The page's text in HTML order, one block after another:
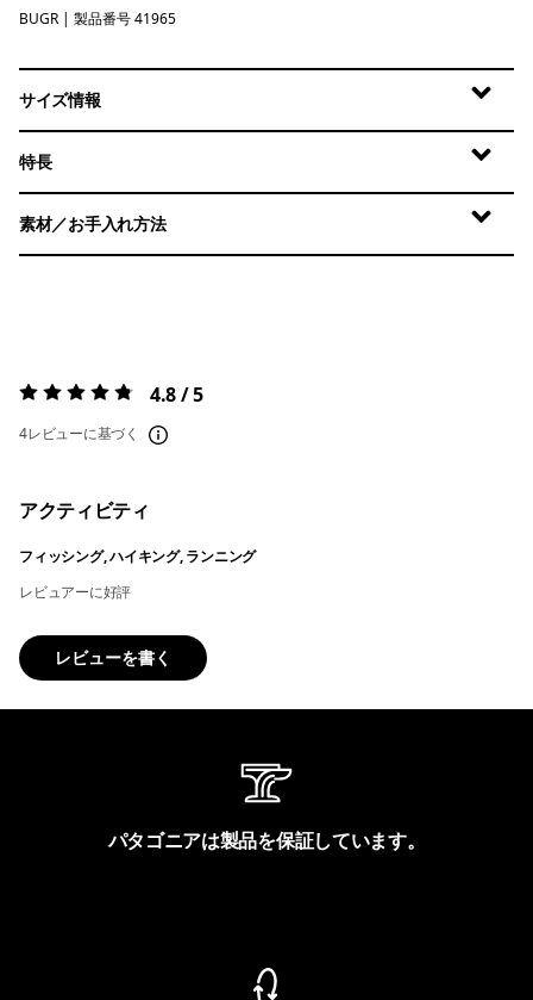
Buckhorn Green
BUGR | 製品番号 41965
サイズ情報
特長
素材／お手入れ方法
評価:4.8 / 5 4.8 / 5
4レビューに基づく
アクティビティ
フィッシング, ハイキング, ランニング
レビュアーに好評
レビューを書く
パタゴニアは製品を保証しています。